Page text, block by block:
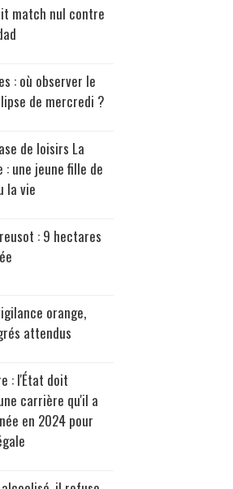
match nul contre
: où observer le
de mercredi ?
de loisirs La
: une jeune fille de
la vie
: 9 hectares
orange,
attendus
: l'État doit
carrière qu'il a
en 2024 pour